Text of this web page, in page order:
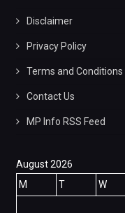
Disclaimer
Privacy Policy
Terms and Conditions
Contact Us
MP Info RSS Feed
August 2026
M
T W